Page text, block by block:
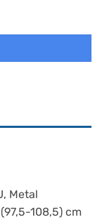
Metal
108,5) cm